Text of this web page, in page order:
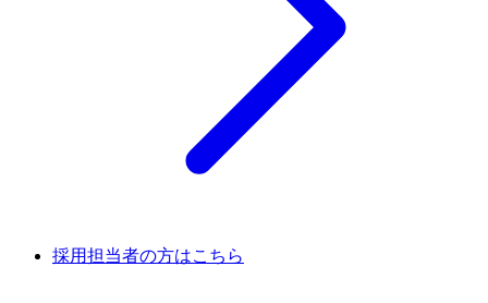
採用担当者の方はこちら